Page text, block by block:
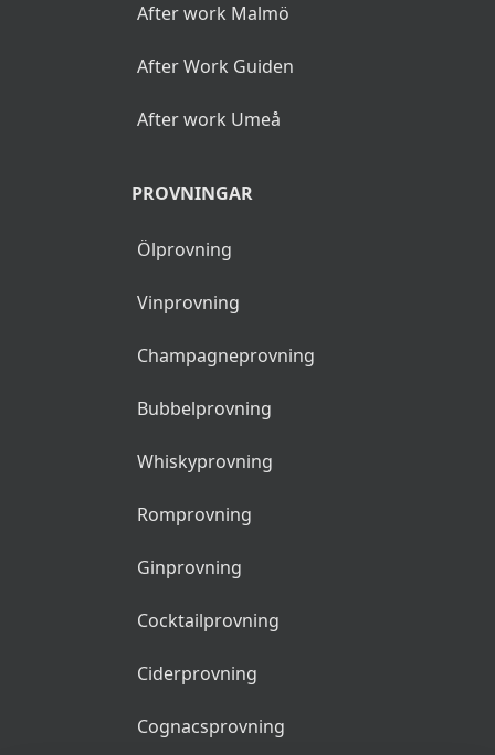
After work Malmö
After Work Guiden
After work Umeå
PROVNINGAR
Ölprovning
Vinprovning
Champagneprovning
Bubbelprovning
Whiskyprovning
Romprovning
Ginprovning
Cocktailprovning
Ciderprovning
Cognacsprovning